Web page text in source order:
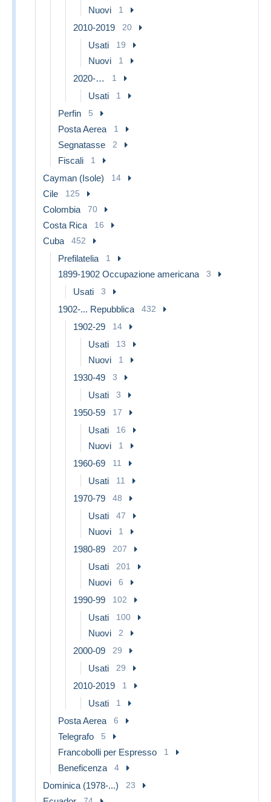
Nuovi 1
2010-2019 20
Usati 19
Nuovi 1
2020-… 1
Usati 1
Perfin 5
Posta Aerea 1
Segnatasse 2
Fiscali 1
Cayman (Isole) 14
Cile 125
Colombia 70
Costa Rica 16
Cuba 452
Prefilatelia 1
1899-1902 Occupazione americana 3
Usati 3
1902-... Repubblica 432
1902-29 14
Usati 13
Nuovi 1
1930-49 3
Usati 3
1950-59 17
Usati 16
Nuovi 1
1960-69 11
Usati 11
1970-79 48
Usati 47
Nuovi 1
1980-89 207
Usati 201
Nuovi 6
1990-99 102
Usati 100
Nuovi 2
2000-09 29
Usati 29
2010-2019 1
Usati 1
Posta Aerea 6
Telegrafo 5
Francobolli per Espresso 1
Beneficenza 4
Dominica (1978-...) 23